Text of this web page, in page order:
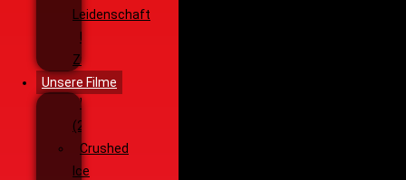
Leidenschaft
Unsere
Ziele
Unsere Filme
Wenja
(2025)
Crushed
Ice